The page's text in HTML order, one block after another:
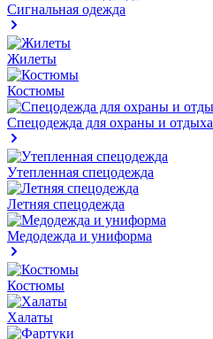
Сигнальная одежда
Жилеты
Костюмы
Спецодежда для охраны и отдыха
Утепленная спецодежда
Летняя спецодежда
Медодежда и униформа
Костюмы
Халаты